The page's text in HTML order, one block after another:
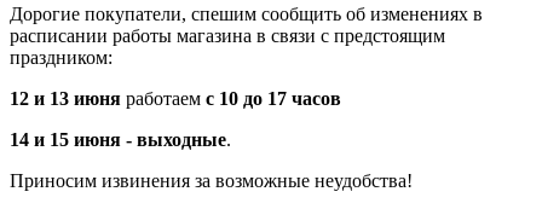
Дорогие покупатели, спешим сообщить об изменениях в
расписании работы магазина в связи с предстоящим
праздником:
12 и 13 июня работаем с 10 до 17 часов
14 и 15 июня - выходные.
Приносим извинения за возможные неудобства!